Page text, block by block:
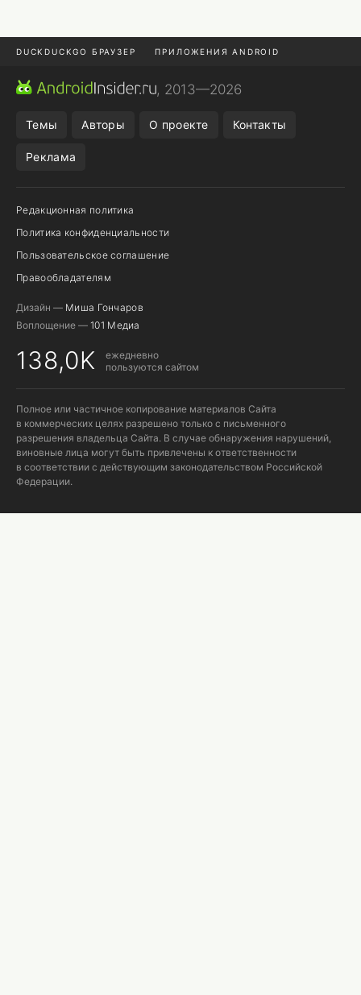
DUCKDUCKGO БРАУЗЕР ПРИЛОЖЕНИЯ ANDROID
CHROME БРАУЗЕР
, 2013—2026
Темы Авторы О проекте Контакты
Реклама
Редакционная политика
Политика конфиденциальности
Пользовательское соглашение
Правообладателям
Дизайн — Миша Гончаров
Воплощение — 101 Медиа
138,0K
ежедневно
пользуются сайтом
Полное или частичное копирование материалов Сайта
в коммерческих целях разрешено только с письменного
разрешения владельца Сайта. В случае обнаружения нарушений,
виновные лица могут быть привлечены к ответственности
в соответствии с действующим законодательством Российской
Федерации.